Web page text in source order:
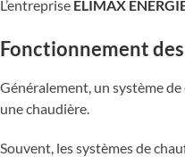
L’entreprise ELIMAX
Fonctionnement
Généralement, un système
une chaudière.
Souvent, les systèmes de